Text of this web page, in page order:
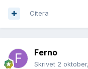
Citera
Ferno
Skrivet 2